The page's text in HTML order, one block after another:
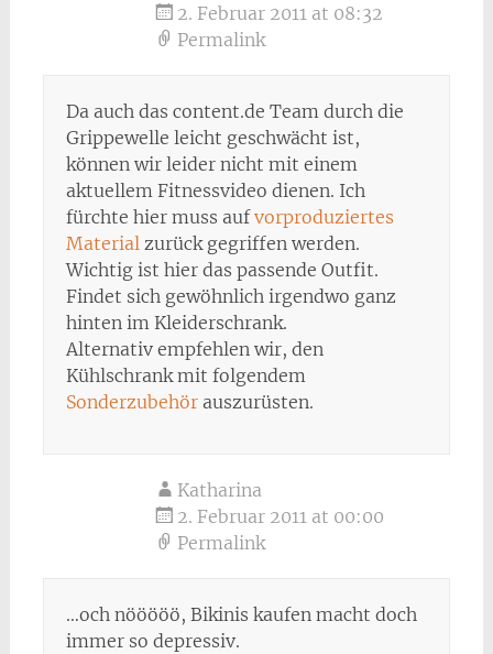
2. Februar 2011 at 08:32
Permalink
Da auch das content.de Team durch die
Grippewelle leicht geschwächt ist,
können wir leider nicht mit einem
aktuellem Fitnessvideo dienen. Ich
fürchte hier muss aufvorproduziertes
Materialzurück gegriffen werden.
Wichtig ist hier das passende Outfit.
Findet sich gewöhnlich irgendwo ganz
hinten im Kleiderschrank.
Alternativ empfehlen wir, den
Kühlschrank mit folgendem
Sonderzubehörauszurüsten.
Katharina
2. Februar 2011 at 00:00
Permalink
…och nööööö, Bikinis kaufen macht doch
immer so depressiv.